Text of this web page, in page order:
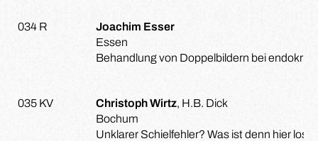
034 R
Joachim Esser
Essen
Behandlung von Doppelbildern bei
035 KV Christoph Wirtz, H.B. Dick
Bochum
Unklarer Schielfehler? Was ist denn hier los?